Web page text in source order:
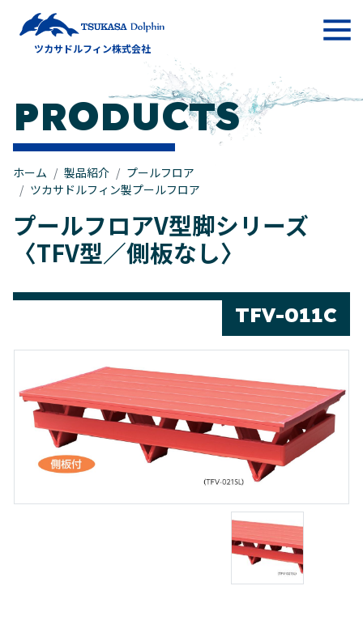
メインナビゲーション
ツカサドルフィン株式会社
PRODUCTS
ホーム 製品紹介
プールフロア
ツカサドルフィン製プールフロア
プールフロアV型脚シリーズ
〈TFV型／側板なし〉
TFV-011C